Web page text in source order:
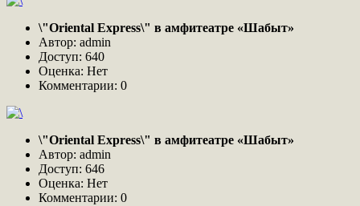
\"Oriental Express\" в амфитеатре «Шабыт»
Автор: admin
Доступ: 640
Оценка: Нет
Комментарии: 0
\"Oriental Express\" в амфитеатре «Шабыт»
Автор: admin
Доступ: 646
Оценка: Нет
Комментарии: 0